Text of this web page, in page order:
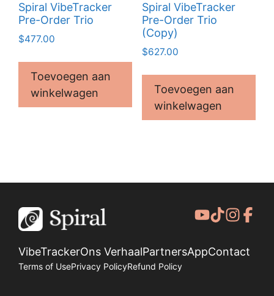
Spiral VibeTracker
Pre-Order Trio
$477.00
Toevoegen aan
winkelwagen
Spiral VibeTracker
Pre-Order Trio
(Copy)
$627.00
Toevoegen aan
winkelwagen
VibeTrackerOns VerhaalPartnersAppContact
Terms of UsePrivacy PolicyRefund Policy